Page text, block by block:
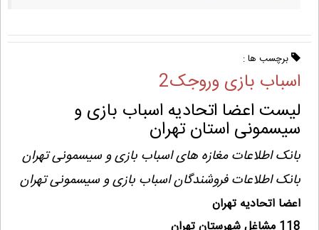
برچسب ها :
اسباب بازی وروجک2
لیست اعضا اتحادیه اسباب بازی و
سیسمونی استان تهران
بانک اطلاعات مغازه های اسباب بازی و سیسمونی تهران
بانک اطلاعات فروشندگان اسباب بازی و سیسمونی تهران
اعضا اتحادیه تهران